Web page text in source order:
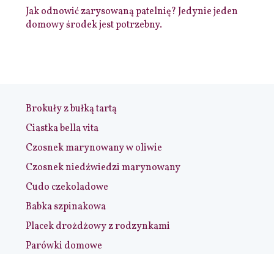
Jak odnowić zarysowaną patelnię? Jedynie jeden
domowy środek jest potrzebny.
Brokuły z bułką tartą
Ciastka bella vita
Czosnek marynowany w oliwie
Czosnek niedźwiedzi marynowany
Cudo czekoladowe
Babka szpinakowa
Placek drożdżowy z rodzynkami
Parówki domowe